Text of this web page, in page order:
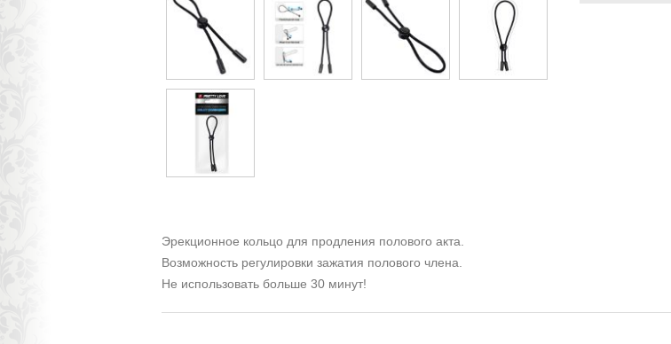
Эрекционное кольцо для продления полового акта.
Возможность регулировки зажатия полового члена.
Не использовать больше 30 минут!